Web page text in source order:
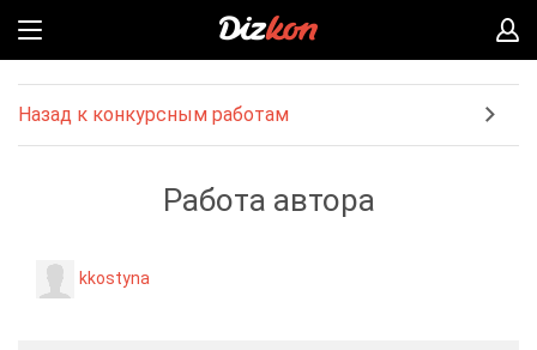
Назад к конкурсным работам
Работа автора
kkostyna